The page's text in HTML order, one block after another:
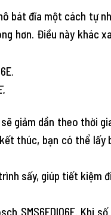
bát đĩa một cách tự
hơn. Điều này khác
giảm dần theo thời
thúc, bạn có thể lấy
sấy, giúp tiết kiệm
SMS6EDI06E. Khi